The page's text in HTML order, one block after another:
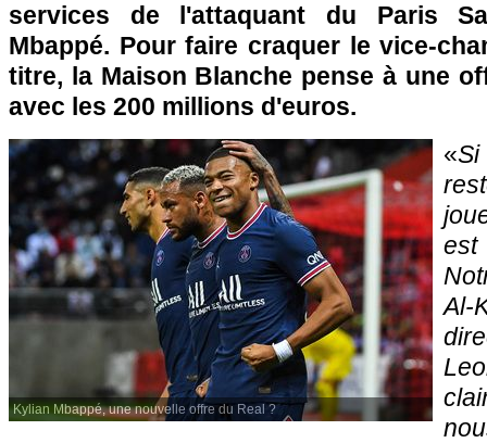
services de l'attaquant du Paris
Mbappé. Pour faire craquer le vice-
titre, la Maison Blanche pense à une
avec les 200 millions d'euros.
Kylian Mbappé, une nouvelle offre du Real ?
«
est